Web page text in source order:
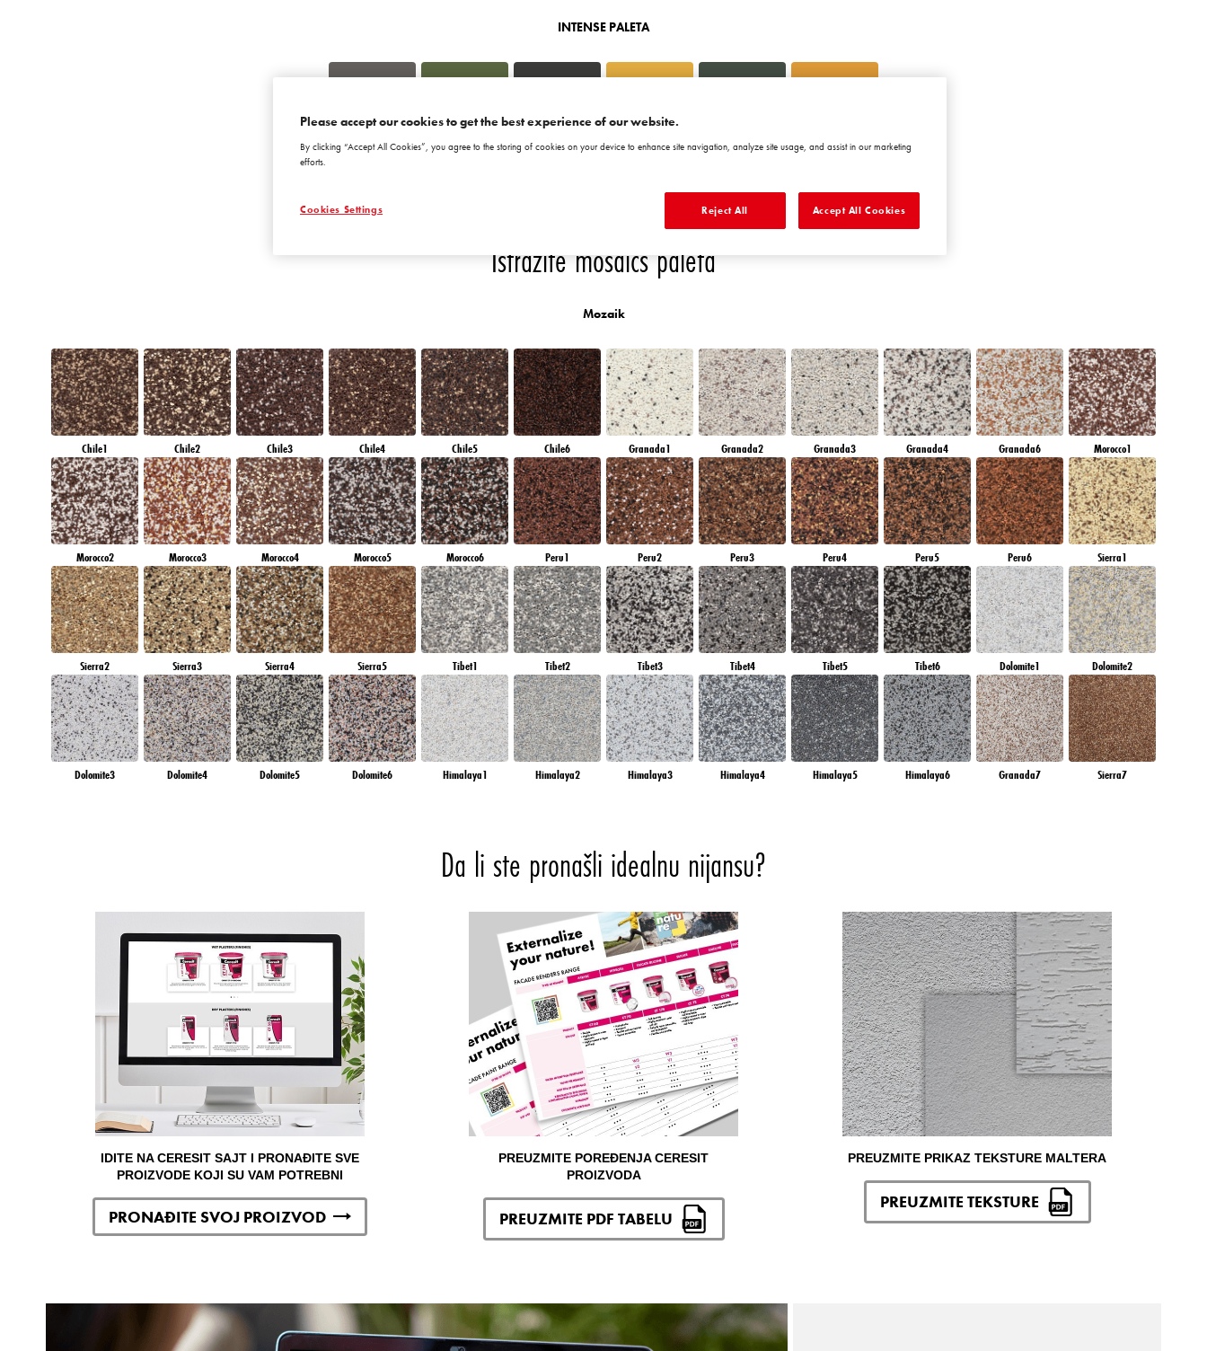
INTENSE PALETA
Istražite mosaics paleta
Mozaik
Chile1 Chile2 Chile3 Chile4 Chile5 Chile6 Granada1 Granada2 Granada3 Granada4 Granada6 Morocco1
Morocco2 Morocco3 Morocco4 Morocco5 Morocco6 Peru1 Peru2 Peru3 Peru4 Peru5 Peru6 Sierra1
Sierra2 Sierra3 Sierra4 Sierra5 Tibet1 Tibet2 Tibet3 Tibet4 Tibet5 Tibet6 Dolomite1 Dolomite2
Dolomite3 Dolomite4 Dolomite5 Dolomite6 Himalaya1 Himalaya2 Himalaya3 Himalaya4 Himalaya5 Himalaya6 Granada7 Sierra7
Da li ste pronašli idealnu nijansu?
IDITE NA CERESIT SAJT I PRONAĐITE SVE
PROIZVODE KOJI SU VAM POTREBNI
PRONAĐITE SVOJ PROIZVOD
PREUZMITE POREĐENJA CERESIT
PROIZVODA
PREUZMITE PDF TABELU
PREUZMITE PRIKAZ TEKSTURE MALTERA
PREUZMITE TEKSTURE
Please accept our cookies to get the best experience of our website.
By clicking “Accept All Cookies”, you agree to the storing of cookies on your device to enhance site navigation, analyze site usage, and assist in our marketing
efforts.
Cookies Settings Reject All Accept All Cookies